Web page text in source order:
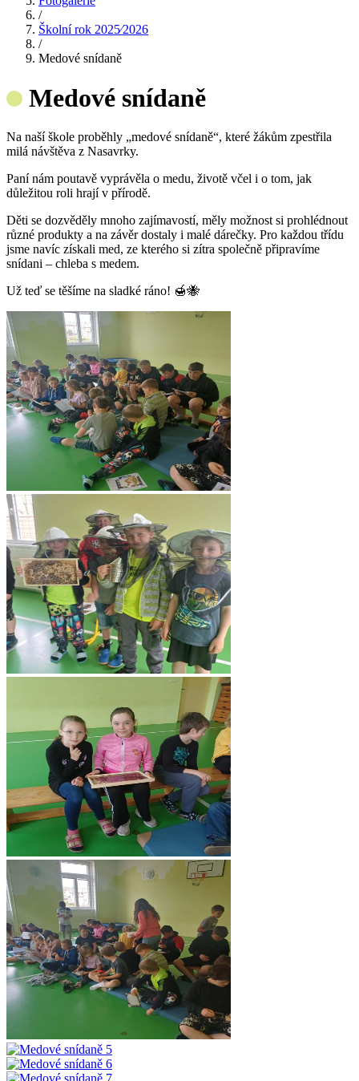
/
Školní rok 2025⁄2026
/
Medové snídaně
Medové snídaně
Na naší škole proběhly „medové snídaně“, které žákům zpestřila
milá návštěva z Nasavrky.
Paní nám poutavě vyprávěla o medu, životě včel i o tom, jak
důležitou roli hrají v přírodě.
Děti se dozvěděly mnoho zajímavostí, měly možnost si prohlédnout
různé produkty a na závěr dostaly i malé dárečky. Pro každou třídu
jsme navíc získali med, ze kterého si zítra společně připravíme
snídani – chleba s medem.
Už teď se těšíme na sladké ráno! 🍯🐝